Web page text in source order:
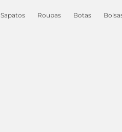
Sapatos Roupas Botas